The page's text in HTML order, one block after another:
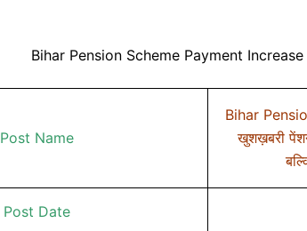
Bihar Pension Scheme Payment
Post Name
Bihar
खुशख़बरी
Post Date